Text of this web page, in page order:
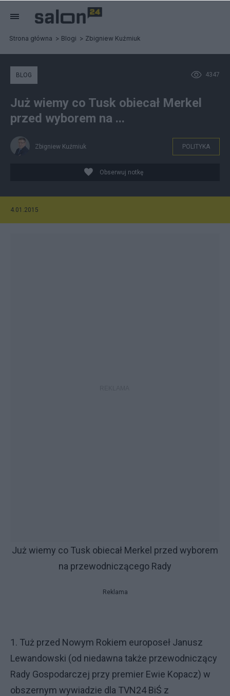
Strona główna Blogi Zbigniew Kuźmiuk
4347
BLOG
Już wiemy co Tusk obiecał Merkel
przed wyborem na ...
Zbigniew Kuźmiuk POLITYKA
Obserwuj notkę
4.01.2015
Już wiemy co Tusk obiecał Merkel przed wyborem
na przewodniczącego Rady
Reklama
1. Tuż przed Nowym Rokiem europoseł Janusz
Lewandowski (od niedawna także przewodniczący
Rady Gospodarczej przy premier Ewie Kopacz) w
obszernym wywiadzie dla TVN24 BiŚ z